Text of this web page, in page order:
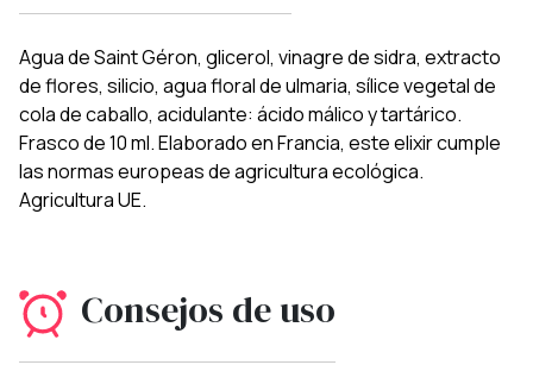
Agua de Saint Géron, glicerol, vinagre de sidra, extracto
de flores, silicio, agua floral de ulmaria, sílice vegetal de
cola de caballo, acidulante: ácido málico y tartárico.
Frasco de 10 ml. Elaborado en Francia, este elixir cumple
las normas europeas de agricultura ecológica.
Agricultura UE.
Consejos de uso